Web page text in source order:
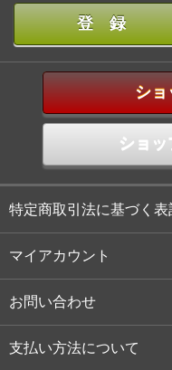
ショ
ショ
特定商取引法に基づく表
マイアカウント
お問い合わせ
支払い方法について